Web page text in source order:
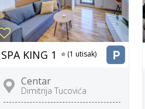
SPA KING 1 ⭐ (1 utisak)
Centar
Dimitrija Tucovića